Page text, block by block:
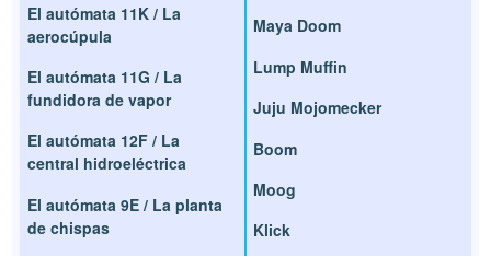
El autómata 11K / La
aerocúpula
El autómata 11G / La
fundidora de vapor
El autómata 12F / La
central hidroeléctrica
El autómata 9E / La planta
de chispas
Maya Doom
Lump Muffin
Juju Mojomecker
Boom
Moog
Klick